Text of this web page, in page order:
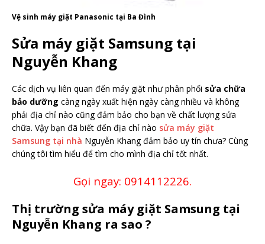
Vệ sinh máy giặt Panasonic tại Ba Đình
Sửa máy giặt Samsung tại
Nguyễn Khang
Các dịch vụ liên quan đến máy giặt như phân phối sửa chữa
bảo dưỡng càng ngày xuất hiện ngày càng nhiều và không
phải địa chỉ nào cũng đảm bảo cho bạn về chất lượng sửa
chữa. Vậy bạn đã biết đến địa chỉ nào sửa máy giặt
Samsung tại nhà Nguyễn Khang đảm bảo uy tín chưa? Cùng
chúng tôi tìm hiểu để tìm cho mình địa chỉ tốt nhất.
Gọi ngay: 0914112226.
Thị trường sửa máy giặt Samsung tại
Nguyễn Khang ra sao ?